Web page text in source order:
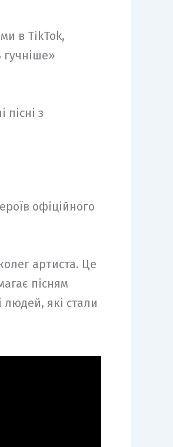
в TikTok,
гучніше»
з
офіційного
артиста. Це
пісням
людей, які стали